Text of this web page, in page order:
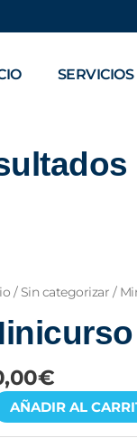
SERVICIOS
/ Sin categorizar /
€
AÑADIR AL